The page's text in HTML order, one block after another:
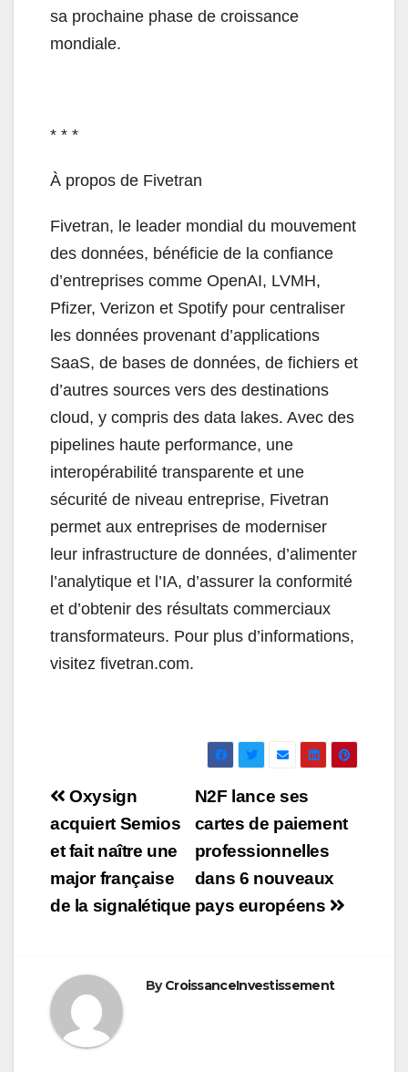
sa prochaine phase de croissance
mondiale.
* * *
À propos de Fivetran
Fivetran, le leader mondial du mouvement
des données, bénéficie de la confiance
d’entreprises comme OpenAI, LVMH,
Pfizer, Verizon et Spotify pour centraliser
les données provenant d’applications
SaaS, de bases de données, de fichiers et
d’autres sources vers des destinations
cloud, y compris des data lakes. Avec des
pipelines haute performance, une
interopérabilité transparente et une
sécurité de niveau entreprise, Fivetran
permet aux entreprises de moderniser
leur infrastructure de données, d’alimenter
l’analytique et l’IA, d’assurer la conformité
et d’obtenir des résultats commerciaux
transformateurs. Pour plus d’informations,
visitez fivetran.com.
Navigation
de
l’article
N2F lance ses
cartes de paiement
professionnelles
dans 6 nouveaux
pays européens
Oxysign
acquiert Semios
et fait naître une
major française
de la signalétique
ByCroissanceInvestissement